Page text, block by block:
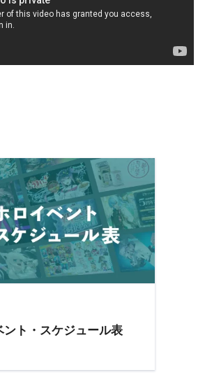
ト・スケジュール表